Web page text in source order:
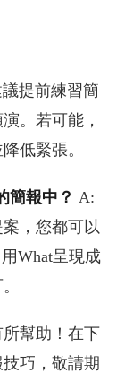
提前練習簡
。若可能，
低緊張。
簡報中？ A:
，您都可以
What呈現成
幫助！在下
巧，敬請期